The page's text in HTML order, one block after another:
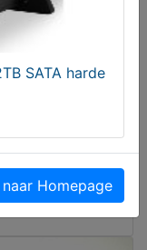
SATA harde
Homepage